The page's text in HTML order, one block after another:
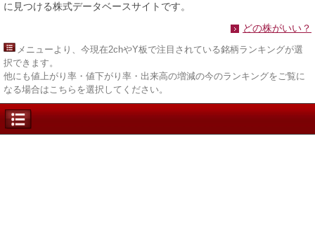
に見つける株式データベースサイトです。
どの株がいい？
メニューより、今現在2chやY板で注目されている銘柄ランキングが選
択できます。
他にも値上がり率・値下がり率・出来高の増減の今のランキングをご覧に
なる場合はこちらを選択してください。